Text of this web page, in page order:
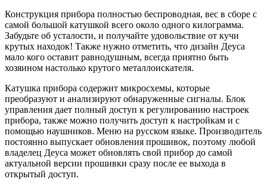
Конструкция прибора полностью беспроводная, вес в сборе с
самой большой катушкой всего около одного килограмма.
Забудьте об усталости, и получайте удовольствие от кучи
крутых находок! Также нужно отметить, что дизайн Деуса
мало кого оставит равнодушным, всегда приятно быть
хозяином настолько крутого металлоискателя.
Катушка прибора содержит микросхемы, которые
преобразуют и анализируют обнаруженные сигналы. Блок
управления дает полный доступ к регулированию настроек
прибора, также можно получить доступ к настройкам и с
помощью наушников. Меню на русском языке. Производитель
постоянно выпускает обновления прошивок, поэтому любой
владелец Деуса может обновлять свой прибор до самой
актуальной версии прошивки сразу после ее выхода в
открытый доступ.